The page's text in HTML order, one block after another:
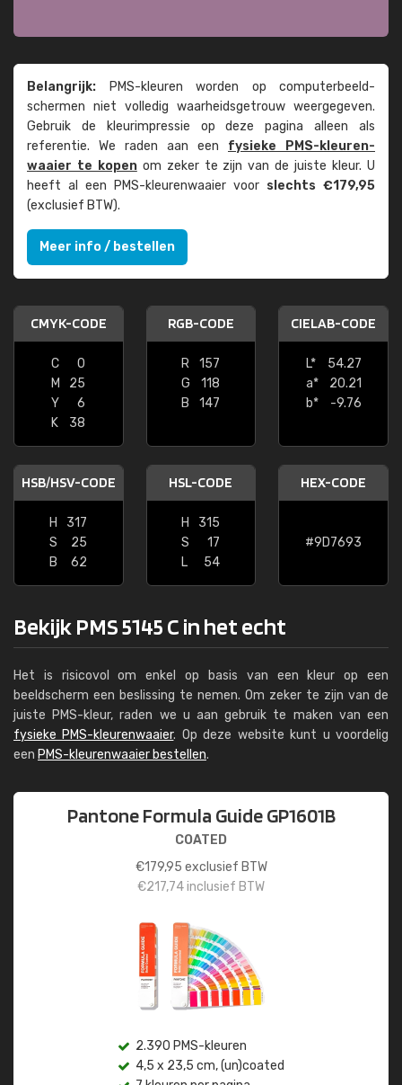
Belangrijk: PMS-kleuren worden op computer­beeld­
schermen niet volledig waarheids­­getrouw weer­gegeven.
Gebruik de kleur­impressie op deze pagina alleen als
referentie. We raden aan een fysieke PMS-kleuren­
waaier te kopenom zeker te zijn van de juiste kleur. U
heeft al een PMS-kleuren­waaier voor slechts €179,95
(exclusief BTW).
Meer info / bestellen
CMYK-CODE
C
0
M
25
Y
6
K
38
RGB-CODE
R
157
G
118
B
147
CIELAB-CODE
L*
54.27
a*
20.21
b*
-9.76
HSB/HSV-CODE
H
317
S
25
B
62
HSL-CODE
H
315
S
17
L
54
HEX-CODE
#9D7693
Bekijk PMS 5145 C in het echt
Het is risicovol om enkel op basis van een kleur op een
beeldscherm een beslissing te nemen. Om zeker te zijn van de
juiste PMS-kleur, raden we u aan gebruik te maken van een
fysieke PMS-kleurenwaaier. Op deze website kunt u voordelig
een PMS-kleurenwaaier bestellen.
Pantone Formula Guide GP1601B
COATED
€179,95 exclusief BTW
€217,74inclusief BTW
2.390 PMS-kleuren
4,5 x 23,5 cm, (un)coated